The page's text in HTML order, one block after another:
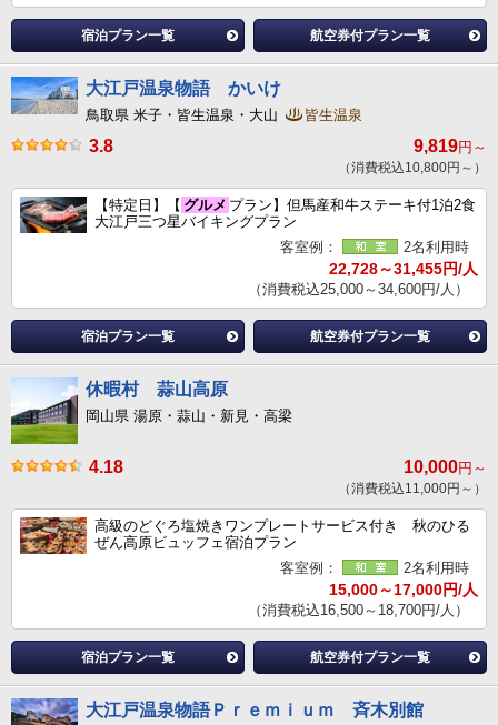
宿泊プラン一覧 航空券付プラン一覧
大江戸温泉物語 かいけ
鳥取県 米子・皆生温泉・大山 皆生温泉
3.8 9,819円～
（消費税込10,800円～）
【特定日】【 グルメ プラン】但馬産和牛ステーキ付1泊2食
大江戸三つ星バイキングプラン
客室例：
2名利用時
22,728～31,455円/人
（消費税込25,000～34,600円/人）
宿泊プラン一覧 航空券付プラン一覧
休暇村 蒜山高原
岡山県 湯原・蒜山・新見・高梁
4.18 10,000円～
（消費税込11,000円～）
高級のどぐろ塩焼きワンプレートサービス付き 秋のひる
ぜん高原ビュッフェ宿泊プラン
客室例：
2名利用時
15,000～17,000円/人
（消費税込16,500～18,700円/人）
宿泊プラン一覧 航空券付プラン一覧
大江戸温泉物語Ｐｒｅｍｉｕｍ 斉木別館